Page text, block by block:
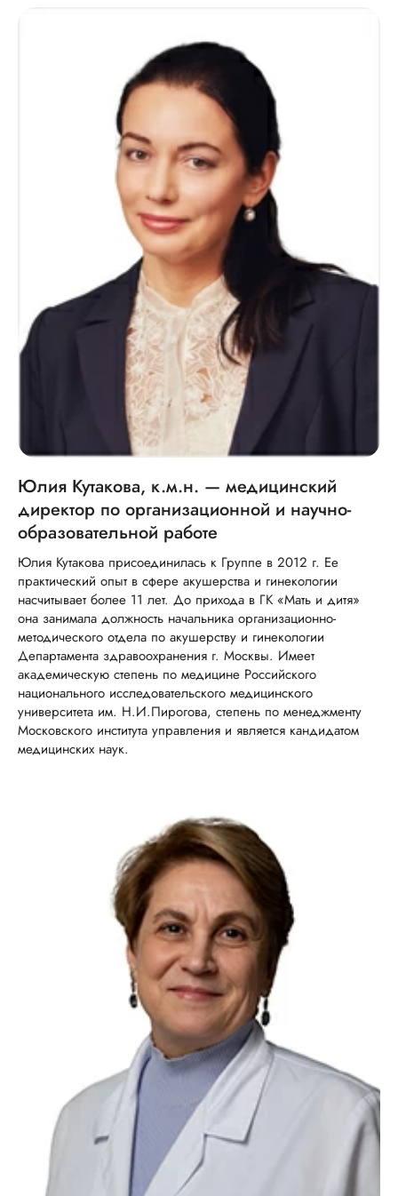
Юлия Кутакова, к.м.н. — медицинский
директор по организационной и научно-
образовательной работе
Юлия Кутакова присоединилась к Группе в 2012 г. Ее
практический опыт в сфере акушерства и гинекологии
насчитывает более 11 лет. До прихода в ГК «Мать и дитя»
она занимала должность начальника организационно-
методического отдела по акушерству и гинекологии
Департамента здравоохранения г. Москвы. Имеет
академическую степень по медицине Российского
национального исследовательского медицинского
университета им. Н.И.Пирогова, степень по менеджменту
Московского института управления и является кандидатом
медицинских наук.